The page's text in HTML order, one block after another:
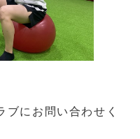
ブにお問い合わせく